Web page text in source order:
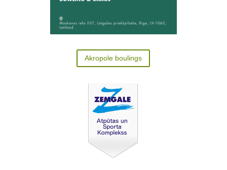
Akropole boulings